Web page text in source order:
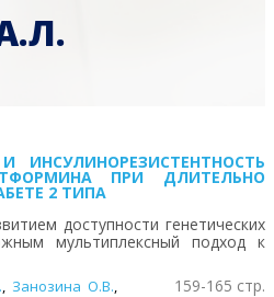
ПРИ ДЛИТЕЛЬНО
2 ТИПА
доступности генетических
мультиплексный подход к
, Занозина О.В.,
159-165 стр.